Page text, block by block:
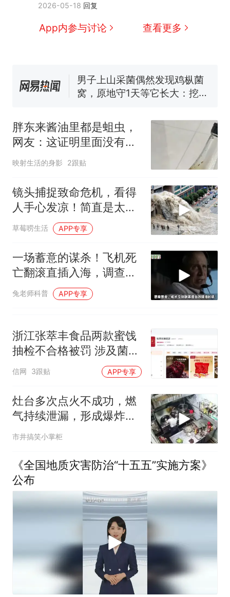
2026-05-18 回复
App内参与讨论 查看更多
因老师一句“跟我回家”改写了
人生
费大厨“全国小炒肉大王”称
140多朵
美国渔民钓获鲨鱼徒手将其拽
回大海 目击者直呼震惊 （视频
官方通报
热
制裁瓜子饺子，美国怕什
么？
胖东来酱油里都是蛆虫，
网友：这证明里面没有添
加剂和防腐剂
映射生活的身影 2跟贴
镜头捕捉致命危机，看得
人手心发凉！简直是太恐
怖了
草莓唠生活 APP专享
一场蓄意的谋杀！飞机死
亡翻滚直插入海，调查结
果引起众怒！
兔老师科普 APP专享
浙江张萃丰食品两款蜜饯
抽检不合格被罚 涉及菌落
总数超标、防腐剂超标问
信网 3跟贴 APP专享
灶台多次点火不成功，燃
气持续泄漏，形成爆炸混
合物，最终引发爆炸#安
市井搞笑小掌柜
《全国地质灾害防治“十五五”实施方案》
公布